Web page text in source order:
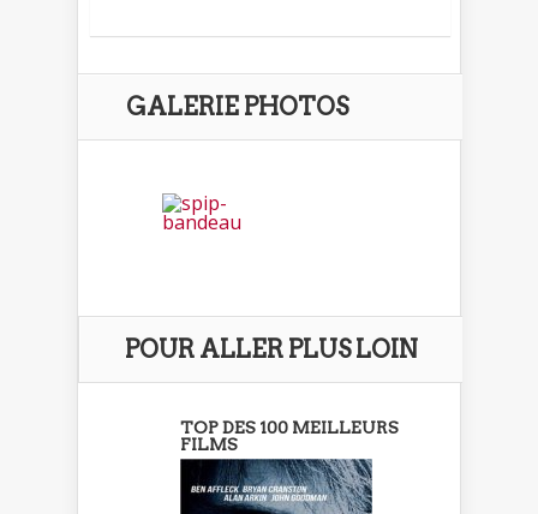
GALERIE PHOTOS
POUR ALLER PLUS LOIN
TOP DES 100 MEILLEURS
FILMS